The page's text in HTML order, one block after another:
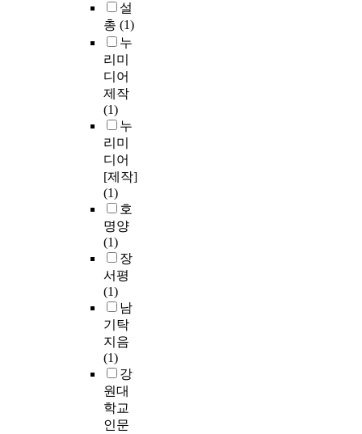
설
총 (1)
누
리미
디어
제작
(1)
누
리미
디어
[제작]
(1)
호
명양
(1)
장
서평
(1)
남
기탁
지음
(1)
강
원대
학교
인문